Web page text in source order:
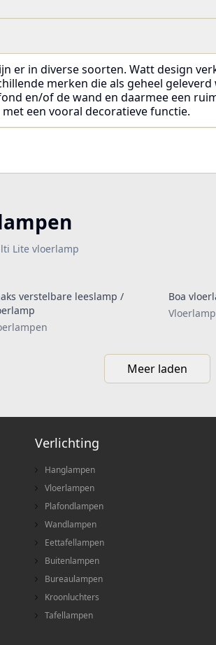
er in diverse soorten. Watt design
merken die als geheel
en/of de wand en daarmee een
een vooral decoratieve functie.
Lite vloerlamp
verstelbare leeslamp /
Boa
Meer laden
Verlichting
Hanglampen
Vloerlampen
Plafondlampen
Wandlampen
Eettafellampen
Buitenlampen
Bureaulampen
Kroonluchters
Tafellampen